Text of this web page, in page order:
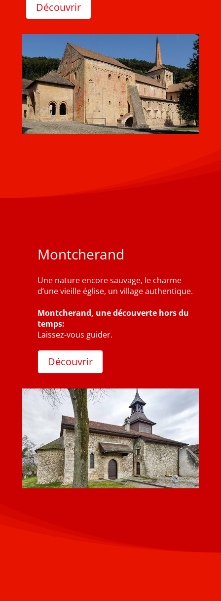
Découvrir
Montcherand
Une nature encore sauvage, le charme
d’une vieille église, un village authentique.
Montcherand, une découverte hors du
temps:
Laissez-vous guider.
Découvrir